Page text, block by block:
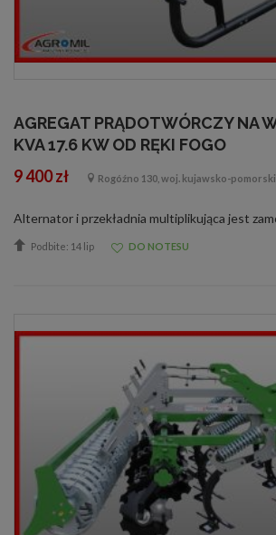
AGREGAT PRĄDOTWÓRCZY NA
KVA 17.6 KW OD RĘKI FOGO
9 400 zł Rogóźno 130, woj. kujawsko-
Podbite: 14 lip DO NOTESU